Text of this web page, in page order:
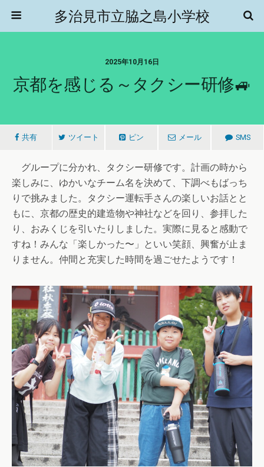
多治見市立脇之島小学校
2025年10月16日
京都を感じる～タクシー研修🚙
共有 ツイート ピン メール SMS
グループに分かれ、タクシー研修です。計画の時から
楽しみに、ゆかいなチーム名を決めて、下調べもばっち
りで挑みました。タクシー運転手さんの楽しいお話とと
もに、京都の歴史的建造物や神社などを回り、参拝した
り、おみくじを引いたりしました。実際に見ると感動で
すね！みんな「楽しかった〜」といい笑顔、興奮が止ま
りません。仲間と充実した時間を過ごせたようです！